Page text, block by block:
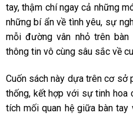
tay, thậm chí ngay cả những
những bí ẩn về tình yêu, sự
mỗi đường vân nhỏ trên
thông tin vô cùng sâu sắc về
Cuốn sách này dựa trên cơ sở
thống, kết hợp với sự tinh hoa
tích mối quan hệ giữa bàn tay